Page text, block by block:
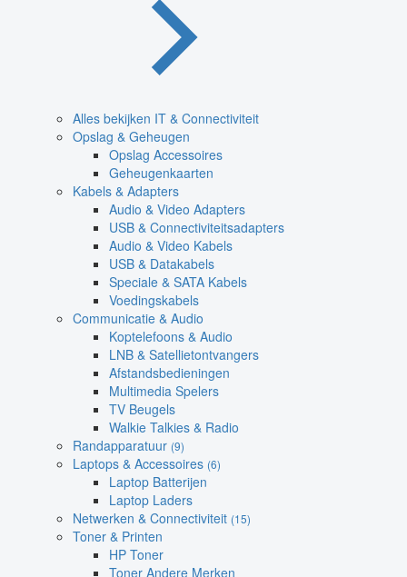
Alles bekijken IT & Connectiviteit
Opslag & Geheugen
Opslag Accessoires
Geheugenkaarten
Kabels & Adapters
Audio & Video Adapters
USB & Connectiviteitsadapters
Audio & Video Kabels
USB & Datakabels
Speciale & SATA Kabels
Voedingskabels
Communicatie & Audio
Koptelefoons & Audio
LNB & Satellietontvangers
Afstandsbedieningen
Multimedia Spelers
TV Beugels
Walkie Talkies & Radio
Randapparatuur (9)
Laptops & Accessoires (6)
Laptop Batterijen
Laptop Laders
Netwerken & Connectiviteit (15)
Toner & Printen
HP Toner
Toner Andere Merken